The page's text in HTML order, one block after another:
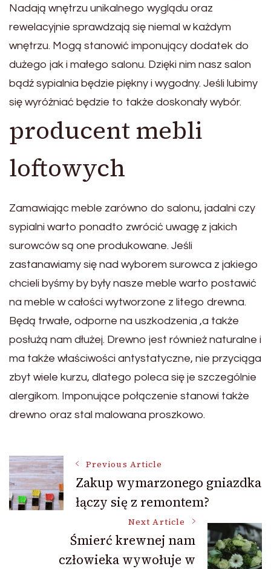
Nadają wnętrzu unikalnego wyglądu oraz
rewelacyjnie sprawdzają się niemal w każdym
wnętrzu. Mogą stanowić imponujący dodatek do
dużego jak i małego salonu. Dzięki nim nasz salon
bądź sypialnia będzie piękny i wygodny. Jeśli lubimy
się wyróżniać będzie to także doskonały wybór.
producent mebli
loftowych
Zamawiając meble zarówno do salonu, jadalni czy
sypialni warto ponadto zwrócić uwagę z jakich
surowców są one produkowane. Jeśli
zastanawiamy się nad wyborem surowca z jakiego
chcieli byśmy by były nasze meble warto postawić
na meble w całości wytworzone z litego drewna.
Będą trwałe, odporne na uszkodzenia ,a także
posłużą nam dłużej. Drewno jest również naturalne i
ma także właściwości antystatyczne, nie przyciąga
zbyt wiele kurzu, dlatego poleca się je szczególnie
alergikom. Imponujące połączenie stanowi także
drewno oraz stal malowana proszkowo.
Post
Navigation
Previous Article
Zakup wymarzonego gniazdka
łączy się z remontem?
Next Article
Śmierć krewnej nam
człowieka wywołuje w